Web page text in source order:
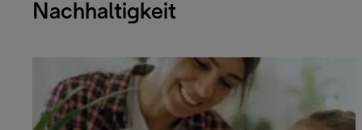
Nachhaltigkeit